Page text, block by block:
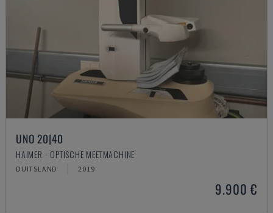
UNO 20|40
HAIMER - OPTISCHE MEETMACHINE
DUITSLAND 2019
9.900 €